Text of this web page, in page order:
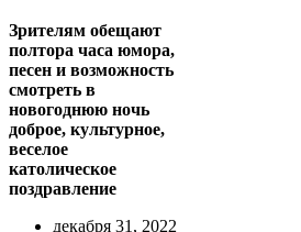
Зрителям обещают
полтора часа юмора,
песен и возможность
смотреть в
новогоднюю ночь
доброе, культурное,
веселое
католическое
поздравление
декабря 31, 2022